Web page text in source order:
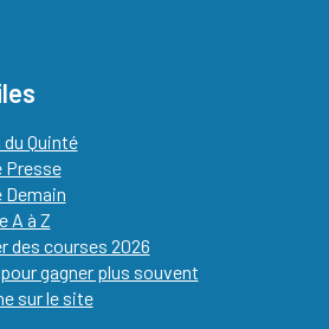
Quinté
Presse
Demain
A à Z
des courses 2026
gagner plus souvent
sur le site